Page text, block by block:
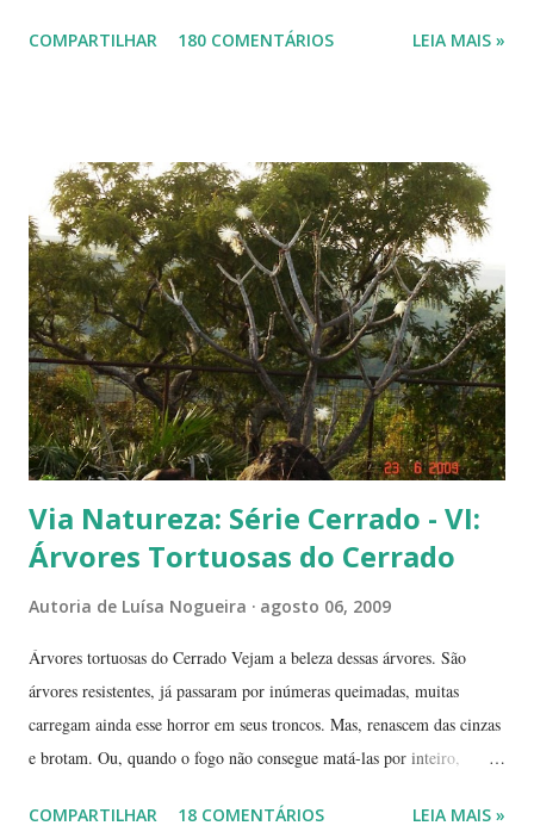
pequena, tem mais ou menos um quarto do tamanho de um jambo,
mostrar a polpa. A pele é bem fininha... Cada uma das
frutinhas possui duas sementes, parecendo uma semente dividida.
Duas frutinhas ao lado de um jambo. Essa foto foi feita ontem,
domingo, após a colheita. ----------------------------
COMPARTILHAR 180 COMENTÁRIOS LEIA MAIS »
Via Natureza: Série Cerrado - VI:
Árvores Tortuosas do Cerrado
Autoria de Luísa Nogueira agosto 06, 2009
Árvores tortuosas do Cerrado Vejam a beleza dessas árvores. São
árvores resistentes, já passaram por inúmeras queimadas, muitas
carregam ainda esse horror em seus troncos. Mas, renascem das cinzas
e brotam. Ou, quando o fogo não consegue matá-las por inteiro,
novas flores e sempre novas sementes. É a esperança, em cada ano, de
COMPARTILHAR 18 COMENTÁRIOS LEIA MAIS »